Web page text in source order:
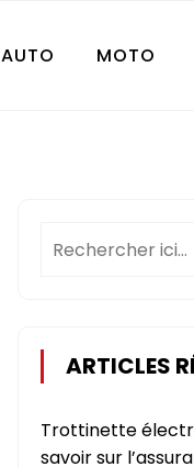
AUTO MOTO
ARTICLES
Trottinette
savoir sur